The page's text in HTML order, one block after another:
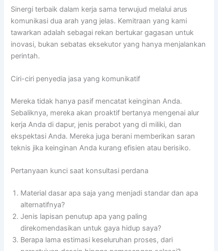
Sinergi terbaik dalam kerja sama terwujud melalui arus
komunikasi dua arah yang jelas. Kemitraan yang kami
tawarkan adalah sebagai rekan bertukar gagasan untuk
inovasi, bukan sebatas eksekutor yang hanya menjalankan
perintah.
Ciri-ciri penyedia jasa yang komunikatif
Mereka tidak hanya pasif mencatat keinginan Anda.
Sebaliknya, mereka akan proaktif bertanya mengenai alur
kerja Anda di dapur, jenis perabot yang di miliki, dan
ekspektasi Anda. Mereka juga berani memberikan saran
teknis jika keinginan Anda kurang efisien atau berisiko.
Pertanyaan kunci saat konsultasi perdana
Material dasar apa saja yang menjadi standar dan apa
alternatifnya?
Jenis lapisan penutup apa yang paling
direkomendasikan untuk gaya hidup saya?
Berapa lama estimasi keseluruhan proses, dari